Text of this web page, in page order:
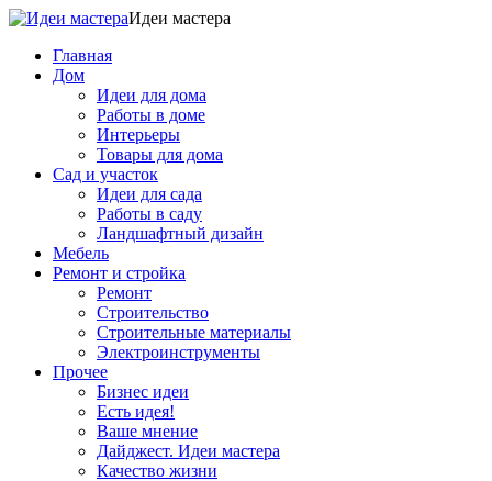
Идеи мастера
Главная
Дом
Идеи для дома
Работы в доме
Интерьеры
Товары для дома
Сад и участок
Идеи для сада
Работы в саду
Ландшафтный дизайн
Мебель
Ремонт и стройка
Ремонт
Строительство
Строительные материалы
Электроинструменты
Прочее
Бизнес идеи
Есть идея!
Ваше мнение
Дайджест. Идеи мастера
Качество жизни